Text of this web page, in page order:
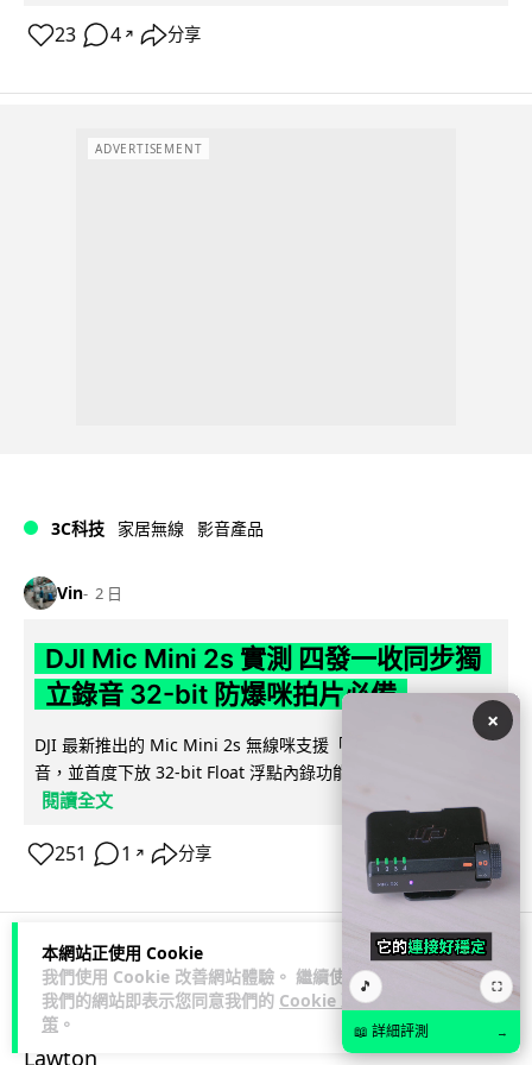
本網站正使用 Cookie
我們使用 Cookie 改善網站體驗。 繼續使用
我們的網站即表示您同意我們的 Cookie 政
策 。
23 4 ↗ 分享
ADVERTISEMENT
3C科技 家居無線 影音產品
Vin 2 日
DJI Mic Mini 2s 實測 四發一收同步獨
立錄音 32-bit 防爆咪拍片必備
DJI 最新推出的 Mic Mini 2s 無線咪支援「四發一收」分軌錄
音，並首度下放 32-bit Float 浮點內錄功能。本文經實測其...
閱讀全文
251 1 ↗ 分享
科技娛樂 生活娛樂 城中熱話
×
🎵 ⛶
📖 詳細評測 →